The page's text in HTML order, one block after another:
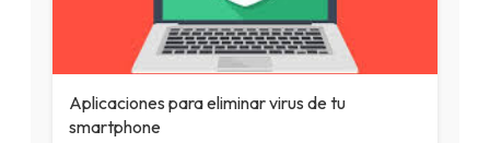
Aplicaciones para eliminar virus de tu
smartphone